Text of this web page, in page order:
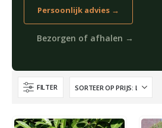
Persoonlijk advies →
Bezorgen of afhalen →
FILTER